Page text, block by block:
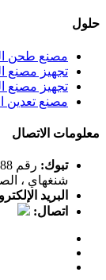
حلول
مصنع طحن
تجهيز مصنع
تجهيز مصنع
مصنع تعدين
معلومات الاتصال
تبوك:
شنغهاي ،
البريد
اتصال: